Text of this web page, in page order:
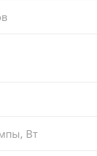
Вт